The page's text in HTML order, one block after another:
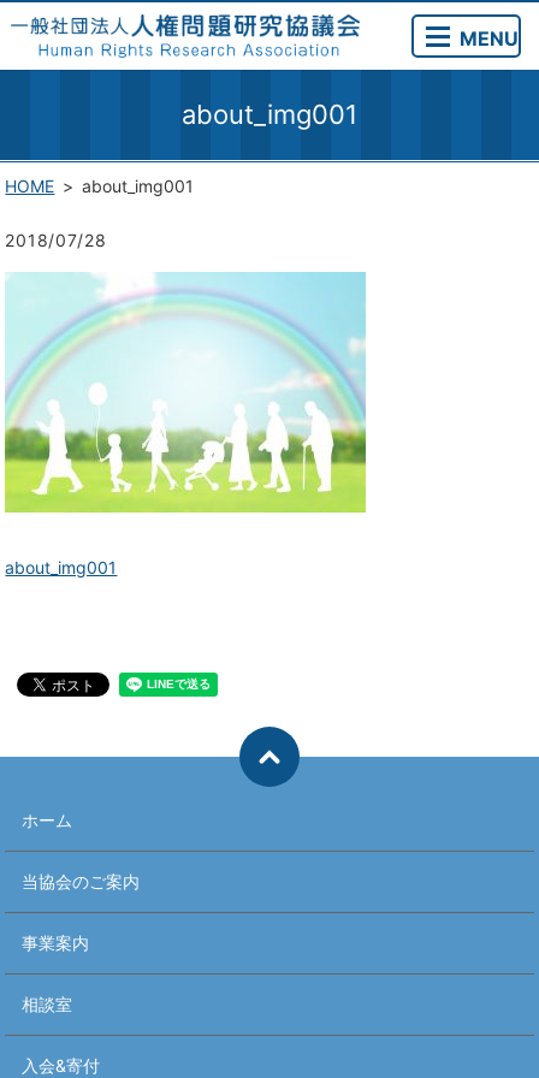
MENU
about_img001
HOME about_img001
2018/07/28
about_img001
ホーム
当協会のご案内
事業案内
相談室
入会&寄付